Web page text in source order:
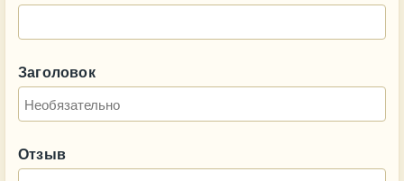
Заголовок
Отзыв